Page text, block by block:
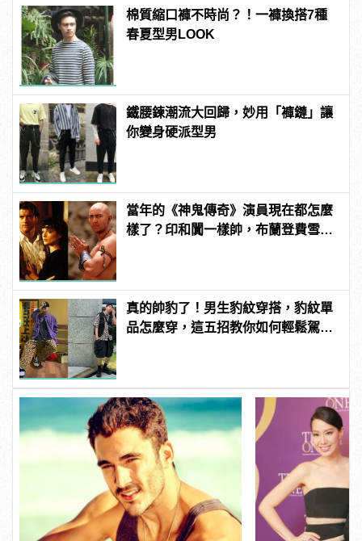
棉質縮口褲不時尚？！一褲換搭7種
春夏型男LOOK
鐵腰鍊潮流大回歸，妙用「褲鏈」讓
你變身硬派型男
當年的《神鬼傳奇》演員現在都怎麼
樣了？印和闐一樣帥，布蘭登費雪大
真的帥豹了！男生豹紋穿搭，豹紋單
品怎麼穿，這五招教你如何輕鬆駕